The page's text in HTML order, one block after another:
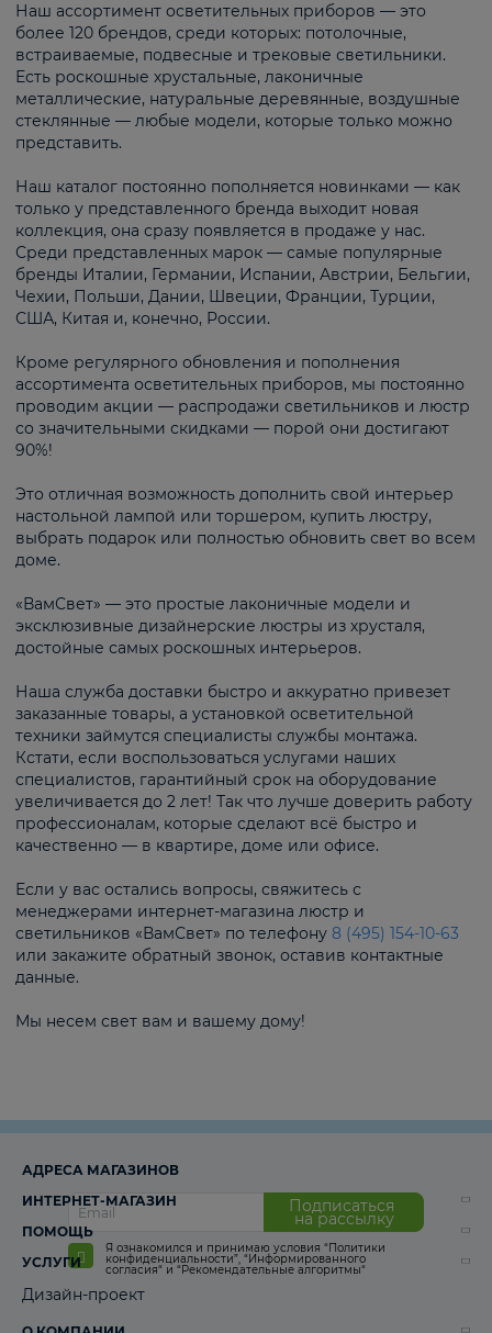
Наш ассортимент осветительных приборов — это
более 120 брендов, среди которых: потолочные,
встраиваемые, подвесные и трековые светильники.
Есть роскошные хрустальные, лаконичные
металлические, натуральные деревянные, воздушные
стеклянные — любые модели, которые только можно
представить.
Наш каталог постоянно пополняется новинками — как
только у представленного бренда выходит новая
коллекция, она сразу появляется в продаже у нас.
Среди представленных марок — самые популярные
бренды Италии, Германии, Испании, Австрии, Бельгии,
Чехии, Польши, Дании, Швеции, Франции, Турции,
США, Китая и, конечно, России.
Кроме регулярного обновления и пополнения
ассортимента осветительных приборов, мы постоянно
проводим акции — распродажи светильников и люстр
со значительными скидками — порой они достигают
90%!
Это отличная возможность дополнить свой интерьер
настольной лампой или торшером, купить люстру,
выбрать подарок или полностью обновить свет во всем
доме.
«ВамСвет» — это простые лаконичные модели и
эксклюзивные дизайнерские люстры из хрусталя,
достойные самых роскошных интерьеров.
Наша служба доставки быстро и аккуратно привезет
заказанные товары, а установкой осветительной
техники займутся специалисты службы монтажа.
Кстати, если воспользоваться услугами наших
специалистов, гарантийный срок на оборудование
увеличивается до 2 лет! Так что лучше доверить работу
профессионалам, которые сделают всё быстро и
качественно — в квартире, доме или офисе.
Если у вас остались вопросы, свяжитесь с
менеджерами интернет-магазина люстр и
светильников «ВамСвет» по телефону 8 (495) 154-10-63
или закажите обратный звонок, оставив контактные
данные.
Мы несем свет вам и вашему дому!
Подписаться
на рассылку
Я ознакомился и принимаю условия “Политики
конфиденциальности”, “Информированного
согласия“ и “Рекомендательные алгоритмы“
АДРЕСА МАГАЗИНОВ
ИНТЕРНЕТ-МАГАЗИН
ПОМОЩЬ
УСЛУГИ
Дизайн-проект